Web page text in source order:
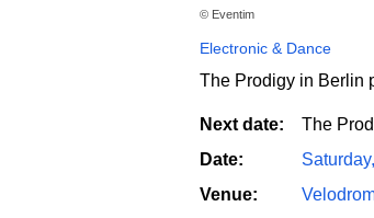
© Eventim
Electronic & Dance
The Prodigy in Berlin
Next date:
The
Date:
Venue: